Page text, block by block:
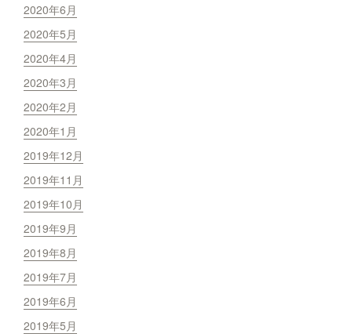
2020年6月
2020年5月
2020年4月
2020年3月
2020年2月
2020年1月
2019年12月
2019年11月
2019年10月
2019年9月
2019年8月
2019年7月
2019年6月
2019年5月